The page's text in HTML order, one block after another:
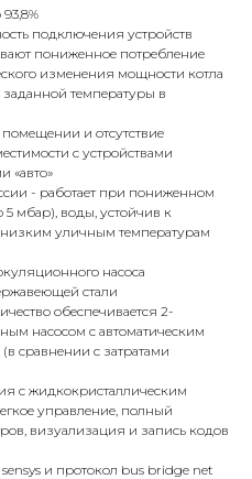
подключения устройств
пониженное потребление
изменения мощности котла
температуры в
и отсутствие
с устройствами
«авто»
- работает при пониженном
мбар), воды, устойчив к
уличным температурам
насоса
стали
обеспечивается 2-
насосом с автоматическим
сравнении с затратами
с жидкокристаллическим
управление, полный
визуализация и запись кодов
и протокол bus bridge net